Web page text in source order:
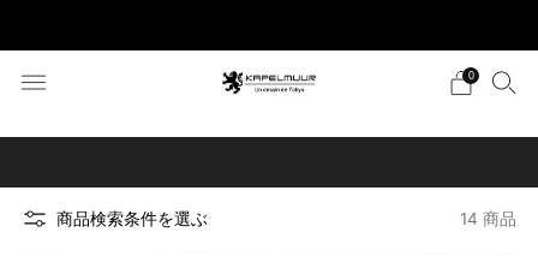
0
商品検索条件を選ぶ 14 商品